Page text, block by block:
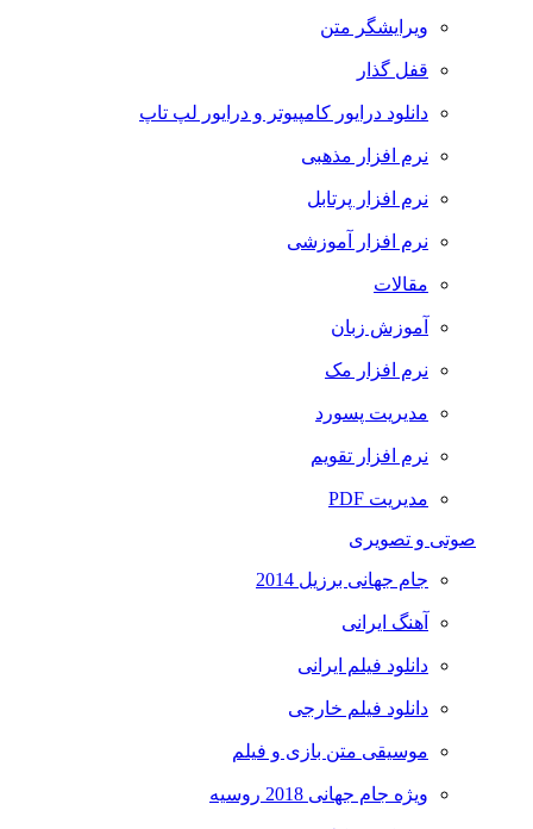
ویرایشگر متن
قفل گذار
دانلود درایور کامپیوتر و درایور لپ تاپ
نرم افزار مذهبی
نرم افزار پرتابل
نرم افزار آموزشی
مقالات
آموزش زبان
نرم افزار مک
مدیریت پسورد
نرم افزار تقویم
مدیریت PDF
صوتی و تصویری
جام جهانی برزیل 2014
آهنگ ایرانی
دانلود فیلم ایرانی
دانلود فیلم خارجی
موسیقی متن بازی و فیلم
ویژه جام جهانی 2018 روسیه